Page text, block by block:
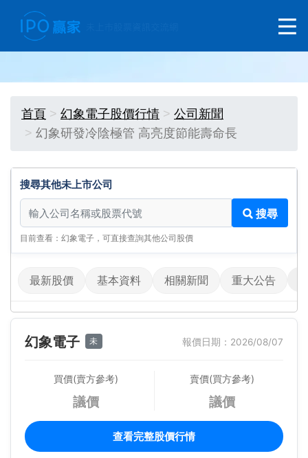
首頁 幻象電子股價行情
公司新聞
幻象研發冷陰極管 高亮度節能壽命長
搜尋其他未上市公司
搜尋其他未上市公司
搜尋
目前查看：幻象電子，可直接查詢其他公司股價
最新股價 基本資料 相關新聞 重大公告
幻象電子 未 報價日期：2026/08/07
買價(賣方參考)
議價
賣價(買方參考)
議價
查看完整股價行情